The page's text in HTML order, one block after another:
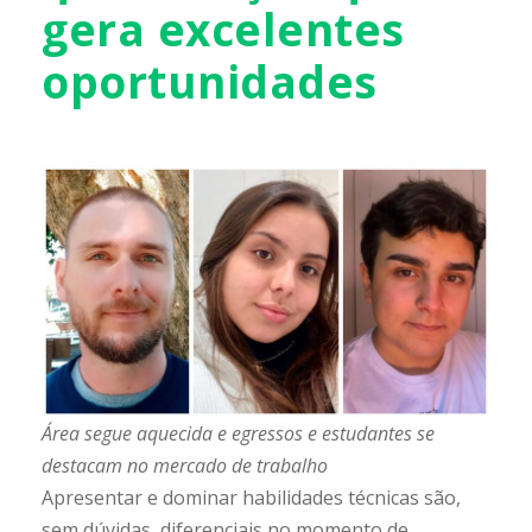
gera excelentes
oportunidades
Área segue aquecida e egressos e estudantes se
destacam no mercado de trabalho
Apresentar e dominar habilidades técnicas são,